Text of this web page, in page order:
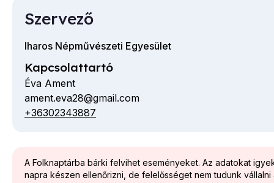
A Folknaptárba bárki felvihet eseményeket. Az adatokat
napra készen ellenőrizni, de felelősséget nem tudunk vállalni
Szervező
Iharos Népművészeti Egyesület
Kapcsolattartó
Éva Ament
E-
mail
ament.eva28@gmail.com
Telefon
+36302343887